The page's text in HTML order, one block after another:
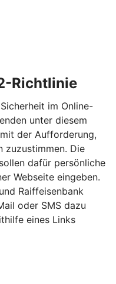
Richtlinie
im Online-
unter diesem
der Aufforderung,
zuzustimmen. Die
dafür persönliche
Webseite eingeben.
Raiffeisenbank
oder SMS dazu
eines Links